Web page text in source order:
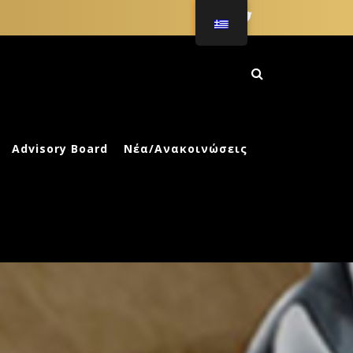
ΑΓΩΓΗ
Advisory Board Νέα/Ανακοινώσεις